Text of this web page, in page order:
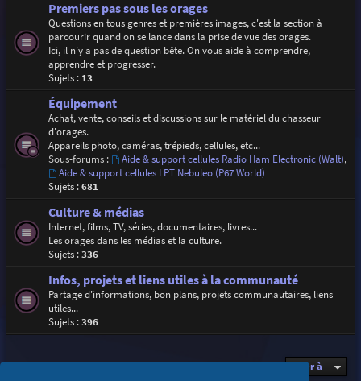
Premiers pas sous les orages
Questions en tous genres et premières images, c'est la section à
parcourir quand on se lance dans la prise de vue des orages.
Ici, il n'y a pas de question bête. On vous aide à comprendre,
apprendre et progresser.
Sujets : 13
Équipement
Achat, vente, conseils et discussions sur le matériel du chasseur
d'orages.
Appareils photo, caméras, trépieds, cellules, etc...
Sous-forums :
Aide & support cellules Radio Ham Electronic (Walt),
Aide & support cellules LPT Nebuleo (P67 World)
Sujets :681
Culture & médias
Internet, films, TV, séries, documentaires, livres...
Les orages dans les médias et la culture.
Sujets :336
Infos, projets et liens utiles à la communauté
Partage d'informations, bon plans, projets communautaires, liens
utiles...
Sujets :396
Aller à